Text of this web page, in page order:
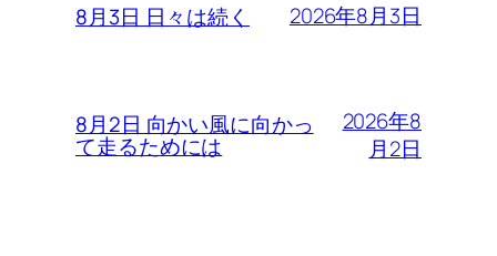
8月3日 日々は続く 2026年8月3日
8月2日 向かい風に向かっ
て走るためには
2026年8
月2日